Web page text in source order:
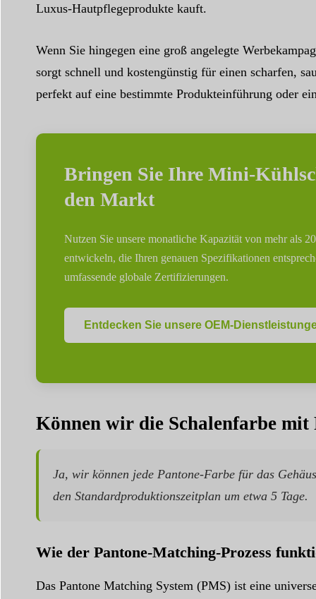
Luxus-Hautpflegeprodukte kauft.
Wenn Sie hingegen eine groß angelegte
sorgt schnell und kostengünstig für einen scharfen,
perfekt auf eine bestimmte Produkteinführung oder
Bringen Sie Ihre Mini-
den Markt
Nutzen Sie unsere monatliche Kapazität von mehr als
entwickeln, die Ihren genauen Spezifikationen
umfassende globale Zertifizierungen.
Entdecken Sie unsere OEM-
Können wir die Schalenfarbe
Ja, wir können jede Pantone-Farbe für das
den Standardproduktionszeitplan um etwa 5 Tage.
Wie der Pantone-Matching-Prozess
Das Pantone Matching System (PMS) ist eine